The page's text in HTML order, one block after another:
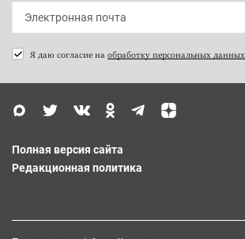
Я даю согласие на обработку персональных данных
Полная версия сайта
Редакционная политика